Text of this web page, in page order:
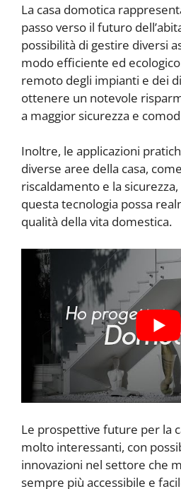
La casa domotica
passo verso il futuro
possibilità di gestire diversi
modo efficiente ed
remoto degli impianti e dei
ottenere un notevole
a maggior sicurezza e
Inoltre, le applicazioni
diverse aree della casa,
riscaldamento e la
questa tecnologia possa
qualità della vita domestica.
Le prospettive future per la
molto interessanti, con
innovazioni nel settore che
sempre più accessibile e